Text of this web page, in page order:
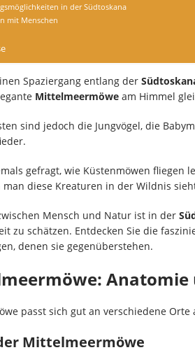
in der Südtoskana
mit Menschen
Spaziergang entlang der
Mittelmeermöwe am Himmel
sind jedoch die Jungvögel, die
gefragt, wie Küstenmöwen fliegen
man diese Kreaturen in der Wildnis
Mensch und Natur ist in der
zu schätzen. Entdecken Sie die
denen sie gegenüberstehen.
Anatomie
passt sich gut an verschiedene
Mittelmeermöwe